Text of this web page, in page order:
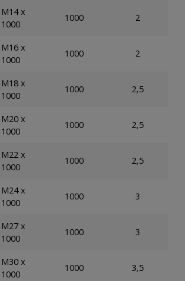
M14 x
1000
1000 2
M16 x
1000
1000 2
M18 x
1000
1000 2,5
M20 x
1000
1000 2,5
M22 x
1000
1000 2,5
M24 x
1000
1000 3
M27 x
1000
1000 3
M30 x
1000
1000 3,5